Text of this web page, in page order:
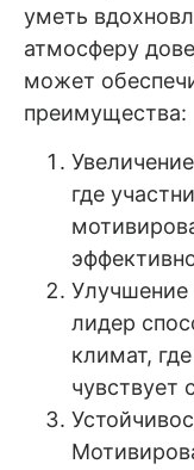
уметь
атмосферу
может
преимущества:
где
Улучшение
лидер
климат,
чувствует